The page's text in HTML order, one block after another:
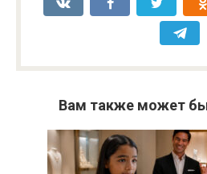
Вам также может